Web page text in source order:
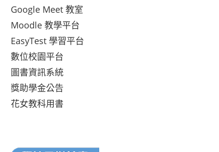
Google Meet 教室
Moodle 教學平台
EasyTest 學習平台
數位校園平台
圖書資訊系統
獎助學金公告
花女教科用書